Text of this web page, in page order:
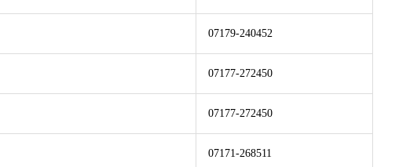
07179-240452
07177-272450
07177-272450
07171-268511